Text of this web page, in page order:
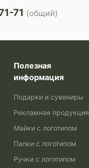
71 (общий)
Полезная
информация
Подарки и сувениры
Рекламная продукция
Майки с логотипом
Папки с логотипом
Ручки с логотипом